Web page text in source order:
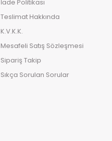
İade Politikası
Teslimat Hakkında
K.V.K.K.
Mesafeli Satış Sözleşmesi
Sipariş Takip
Sıkça Sorulan Sorular